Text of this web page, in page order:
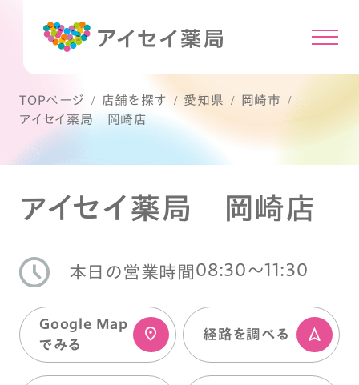
TOPページ 店舗を探す 愛知県
岡崎市
アイセイ薬局 岡崎店
アイセイ薬局 岡崎店
本日の営業時間 08:30〜11:30
Google Map
でみる
経路を調べる